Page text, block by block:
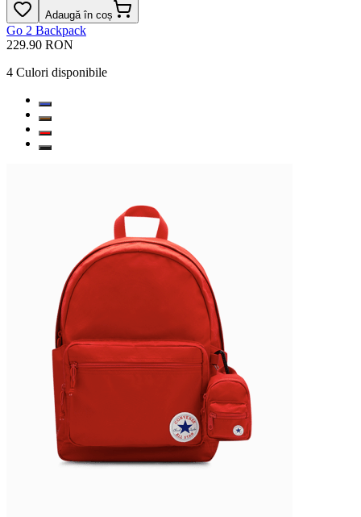
Adaugă în coș
Go 2 Backpack
229.90 RON
4 Culori disponibile